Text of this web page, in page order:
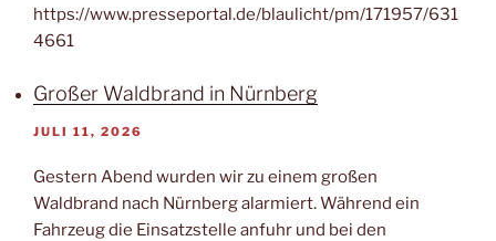
https://www.presseportal.de/blaulicht/pm/171957/631
4661
Großer Waldbrand in Nürnberg
JULI 11, 2026
Gestern Abend wurden wir zu einem großen
Waldbrand nach Nürnberg alarmiert. Während ein
Fahrzeug die Einsatzstelle anfuhr und bei den